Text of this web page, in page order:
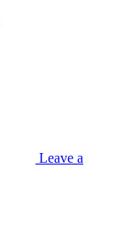
Leave a